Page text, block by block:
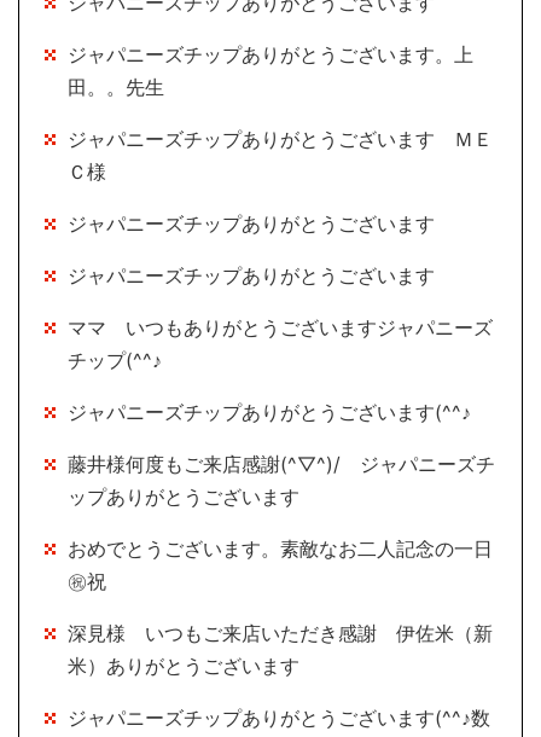
ジャパニーズチップありがとうございます。上
田。。先生
ジャパニーズチップありがとうございます ＭＥ
Ｃ様
ジャパニーズチップありがとうございます
ジャパニーズチップありがとうございます
ママ いつもありがとうございますジャパニーズ
チップ(^^♪
ジャパニーズチップありがとうございます(^^♪
藤井様何度もご来店感謝(^▽^)/ ジャパニーズチ
ップありがとうございます
おめでとうございます。素敵なお二人記念の一日
㊗祝
深見様 いつもご来店いただき感謝 伊佐米（新
米）ありがとうございます
ジャパニーズチップありがとうございます(^^♪数